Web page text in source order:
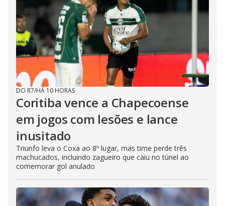
DO R7/HÁ 10 HORAS
Coritiba vence a Chapecoense
em jogos com lesões e lance
inusitado
Triunfo leva o Coxa ao 8º lugar, mas time perde três
machucados, incluindo zagueiro que caiu no túnel ao
comemorar gol anulado